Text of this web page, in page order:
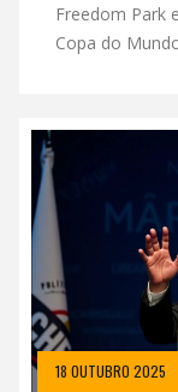
Freedom Park
Copa do
18 OUTUBRO 2025